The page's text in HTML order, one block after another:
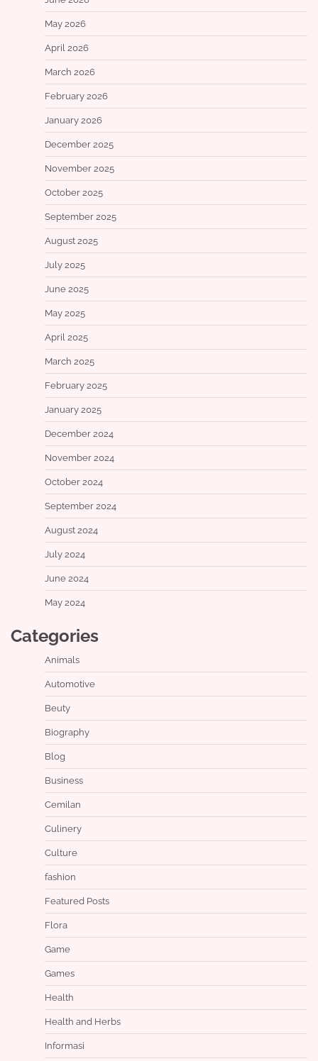
May 2026
April 2026
March 2026
February 2026
January 2026
December 2025
November 2025
October 2025
September 2025
August 2025
July 2025
June 2025
May 2025
April 2025
March 2025
February 2025
January 2025
December 2024
November 2024
October 2024
September 2024
August 2024
July 2024
June 2024
May 2024
Categories
Animals
Automotive
Beuty
Biography
Blog
Business
Cemilan
Culinery
Culture
fashion
Featured Posts
Flora
Game
Games
Health
Health and Herbs
Informasi